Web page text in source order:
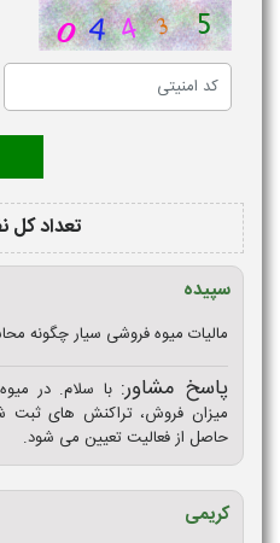
تعداد کل
سپیده
مالیات میوه فروشی سیار چگونه
پاسخ مشاور: با سلام. در
میزان فروش، تراکنش‌ های ثبت‌
حاصل از فعالیت تعیین می‌ شود.
کریمی